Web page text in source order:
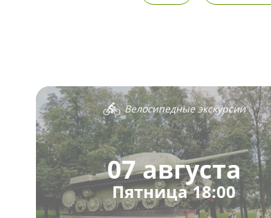
Велосипедные экскурсии
07 августа
Пятница 18:00